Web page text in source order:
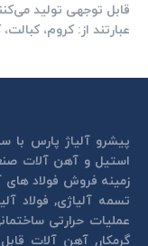
قابل‌ توجهی تولید
عبارتند از: کروم،
پیشرو آلیاژ پارس با
استیل و آهن آلات
زمینه فروش فولاد های
تسمه آلیاژی, فولاد
عمليات حرارتی
گرمكار, آهن آلات